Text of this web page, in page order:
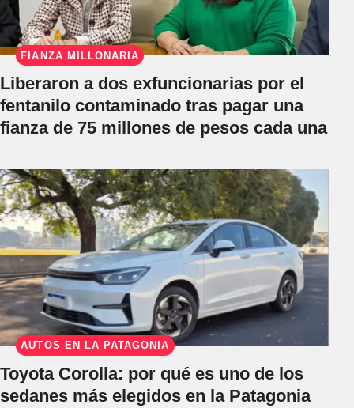
FIANZA MILLONARIA
Liberaron a dos exfuncionarias por el
fentanilo contaminado tras pagar una
fianza de 75 millones de pesos cada una
AUTOS EN LA PATAGONIA
Toyota Corolla: por qué es uno de los
sedanes más elegidos en la Patagonia